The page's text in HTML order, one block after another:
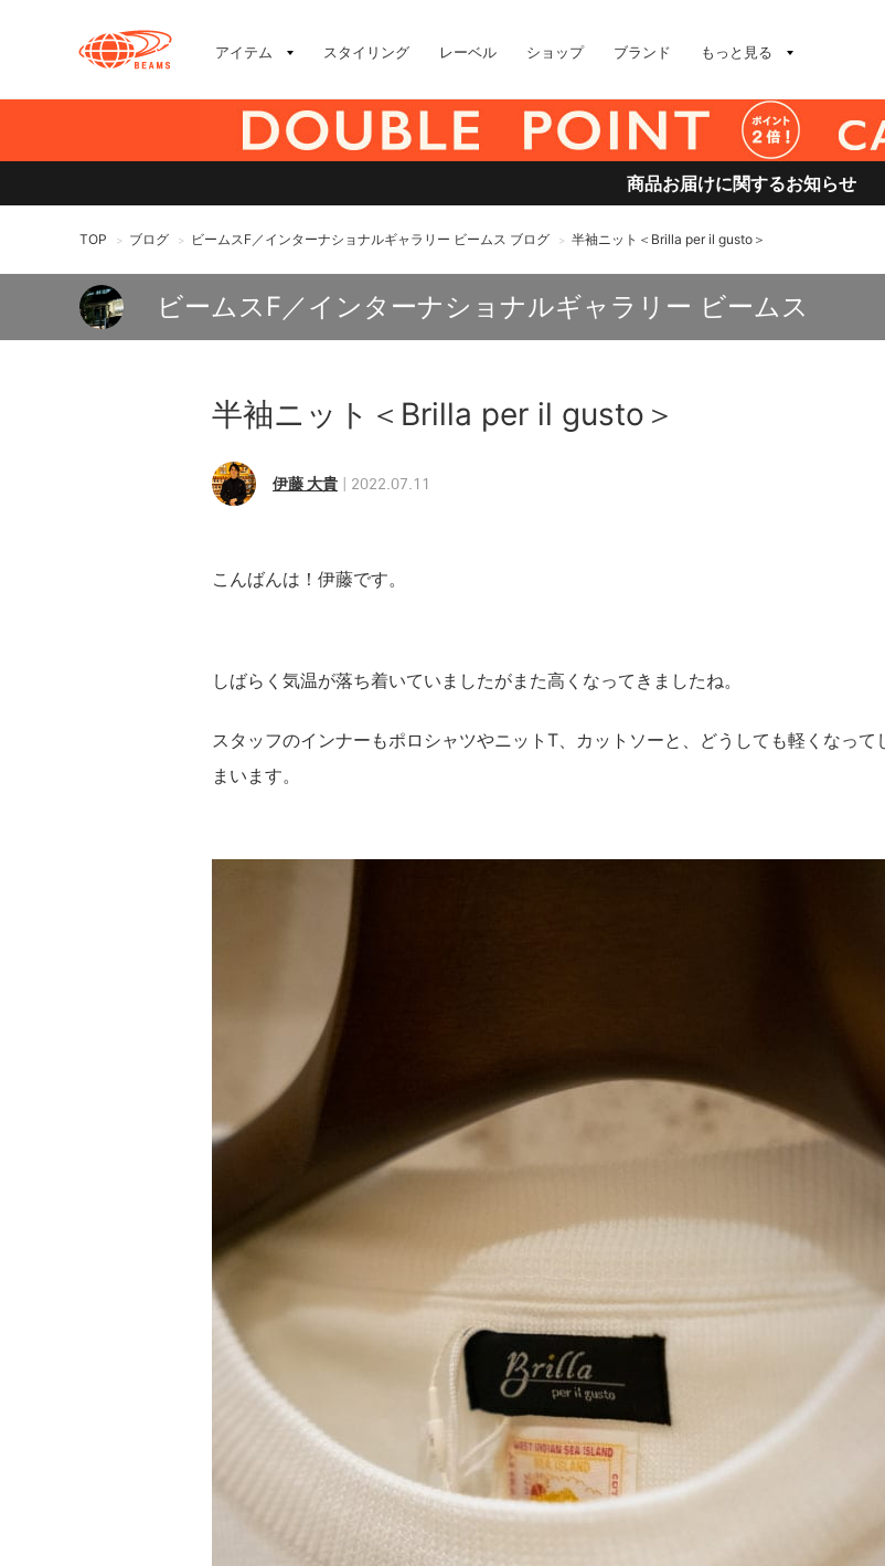
アイテム スタイリング レーベル ショップ ブランド もっと見る
商品お届けに関するお知らせ
TOP > ブログ > ビームスF／インターナショナルギャラリー ビームス ブログ > 半袖ニット＜Brilla per il gusto＞
ビームスF／インターナショナルギャラリー ビームス
半袖ニット＜Brilla per il gusto＞
伊藤 大貴 2022.07.11
こんばんは！伊藤です。
しばらく気温が落ち着いていましたがまた高くなってきましたね。
スタッフのインナーもポロシャツやニットT、カットソーと、どうしても軽くなって
まいます。